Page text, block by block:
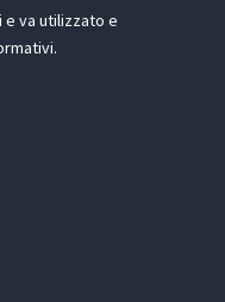
e va utilizzato e